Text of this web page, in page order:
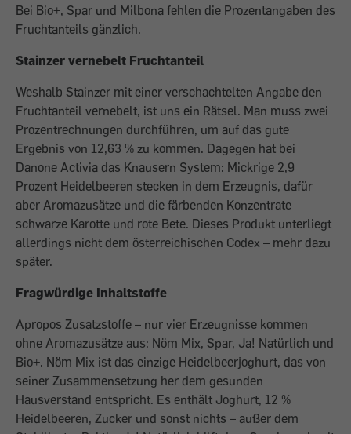
Bei Bio+, Spar und Milbona fehlen die Prozentangaben des
Fruchtanteils gänzlich.
Stainzer vernebelt Fruchtanteil
Weshalb Stainzer mit einer verschachtelten Angabe den
Fruchtanteil vernebelt, ist uns ein Rätsel. Man muss zwei
Prozentrechnungen durchführen, um auf das gute
Ergebnis von 12,63 % zu kommen. Dagegen hat bei
Danone Activia das Knausern System: Mickrige 2,9
Prozent Heidelbeeren stecken in dem Erzeugnis, dafür
aber Aromazusätze und die färbenden Konzentrate
schwarze Karotte und rote Bete. Dieses Produkt unterliegt
allerdings nicht dem österreichischen Codex – mehr dazu
später.
Fragwürdige Inhaltstoffe
Apropos Zusatzstoffe – nur vier Erzeugnisse kommen
ohne Aroma­zusätze aus: Nöm Mix, Spar, Ja! Natürlich und
Bio+. Nöm Mix ist das ­einzige Heidelbeerjoghurt, das von
seiner ­Zusammensetzung her dem gesunden
Hausverstand entspricht. Es enthält Joghurt, 12 %
Heidelbeeren, Zucker und sonst nichts – außer dem